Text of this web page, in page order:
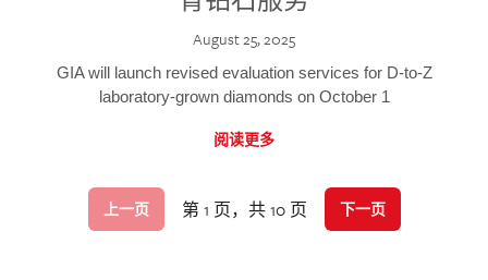
August 25, 2025
GIA will launch revised evaluation services for D-to-Z
laboratory-grown diamonds on October 1
阅读更多
上一页 第 1 页，共 10 页 下一页